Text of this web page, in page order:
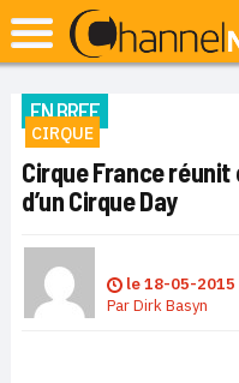
EN BREF
CIRQUE
Cirque France
d’un Cirque Day
le18-05-2015
ParDirk Basyn